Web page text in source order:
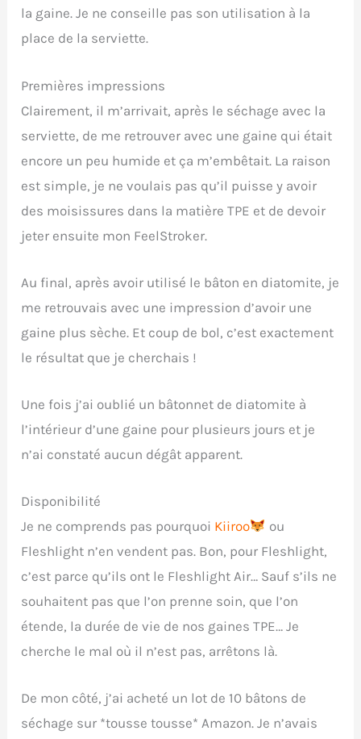
la gaine. Je ne conseille pas son utilisation à la
place de la serviette.
Premières impressions
Clairement, il m’arrivait, après le séchage avec la
serviette, de me retrouver avec une gaine qui était
encore un peu humide et ça m’embêtait. La raison
est simple, je ne voulais pas qu’il puisse y avoir
des moisissures dans la matière TPE et de devoir
jeter ensuite mon FeelStroker.
Au final, après avoir utilisé le bâton en diatomite, je
me retrouvais avec une impression d’avoir une
gaine plus sèche. Et coup de bol, c’est exactement
le résultat que je cherchais !
Une fois j’ai oublié un bâtonnet de diatomite à
l’intérieur d’une gaine pour plusieurs jours et je
n’ai constaté aucun dégât apparent.
Disponibilité
Je ne comprends pas pourquoi Kiiroo
ou
Fleshlight n’en vendent pas. Bon, pour Fleshlight,
c’est parce qu’ils ont le Fleshlight Air… Sauf s’ils ne
souhaitent pas que l’on prenne soin, que l’on
étende, la durée de vie de nos gaines TPE… Je
cherche le mal où il n’est pas, arrêtons là.
De mon côté, j’ai acheté un lot de 10 bâtons de
séchage sur *tousse tousse* Amazon. Je n’avais